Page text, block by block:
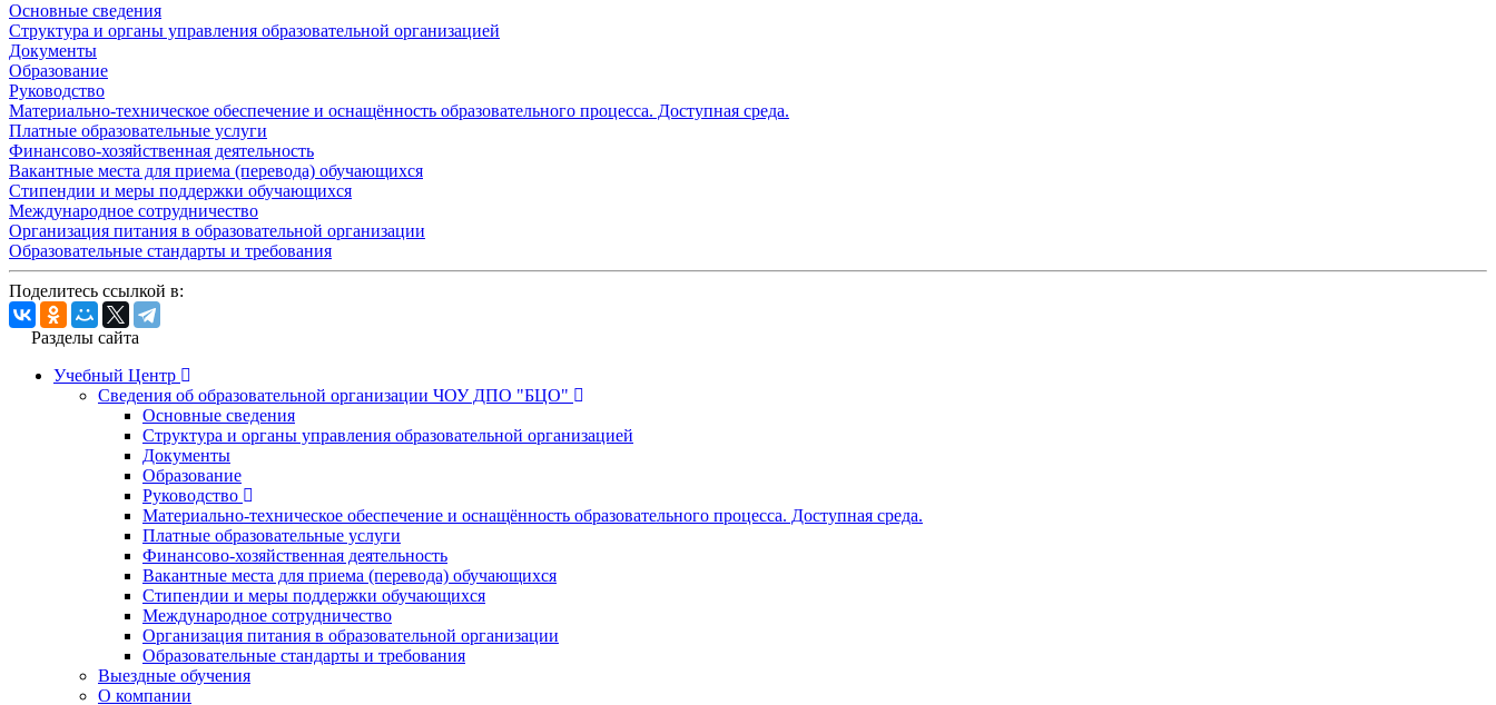
Основные сведения
Структура и органы управления образовательной организацией
Документы
Образование
Руководство
Материально-техническое обеспечение и оснащённость образовательного процесса. Доступная среда.
Платные образовательные услуги
Финансово-хозяйственная деятельность
Вакантные места для приема (перевода) обучающихся
Стипендии и меры поддержки обучающихся
Международное сотрудничество
Организация питания в образовательной организации
Образовательные стандарты и требования
Поделитесь ссылкой в:
Разделы сайта
Учебный Центр
Сведения об образовательной организации ЧОУ ДПО "БЦО"
Основные сведения
Структура и органы управления образовательной организацией
Документы
Образование
Руководство
Материально-техническое обеспечение и оснащённость образовательного процесса. Доступная среда.
Платные образовательные услуги
Финансово-хозяйственная деятельность
Вакантные места для приема (перевода) обучающихся
Стипендии и меры поддержки обучающихся
Международное сотрудничество
Организация питания в образовательной организации
Образовательные стандарты и требования
Выездные обучения
О компании